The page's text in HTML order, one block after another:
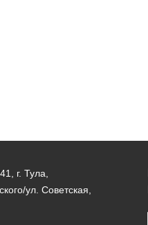
г. Тула,
ул. Советская,